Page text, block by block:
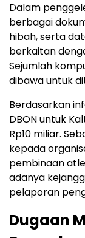
Dalam
berbagai
hibah, serta
berkaitan
Sejumlah
dibawa untuk
Berdasarkan
DBON untuk
Rp10 miliar.
kepada
pembinaan
adanya
pelaporan
Dugaan